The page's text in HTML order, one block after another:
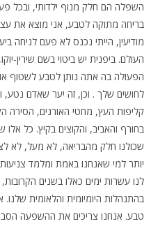
השפלה הם חלק מנוף ילדותי, ובכל
בריחה מתוקה לטבע, אני מוצא את
מודיעין, הייתי נכנס לא פעם לגיחה
העולם. ביפנית יש ביטוי בשם שירין-
הפעולה בה אתה נותן לטבע לשטוף
לחושים שלך . וכן, זה יער שאדם
קליפות העץ, מחטי האורנים, הסירה
בחורף והאביב, והקוצים בקיץ. כל
שכולנו חלק מהבריאה, לא מעל, לא
יותר למי שאנחנו באמת ומלמד צניעות.
לנו עשרות ימים כאלו בשנים
בהתנהלות היומיומית והלאומית שלנו.
טבע. אנחנו צריכים את ההשפעה